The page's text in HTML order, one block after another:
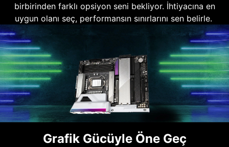
birbirinden farklı opsiyon seni bekliyor. İhtiyacına en
uygun olanı seç, performansın sınırlarını sen belirle.
Grafik Gücüyle Öne Geç